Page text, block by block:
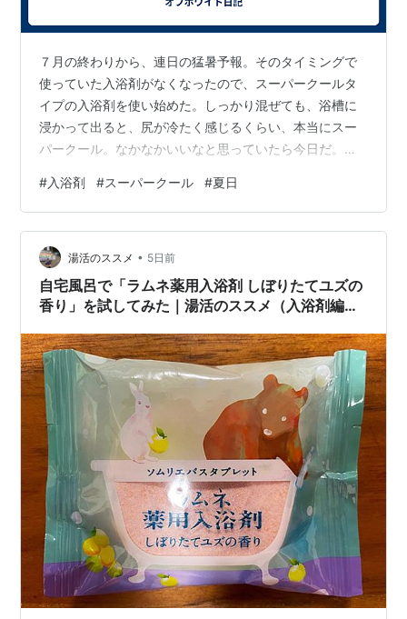
７月の終わりから、連日の猛暑予報。そのタイミングで
使っていた入浴剤がなくなったので、スーパークールタ
イプの入浴剤を使い始めた。しっかり混ぜても、浴槽に
浸かって出ると、尻が冷たく感じるくらい、本当にスー
パークール。なかなかいいなと思っていたら今日だ。猛
も満たない日が来るとは。４０年前の夏じゃん。とはい
え、夏日ではあったんで、クールすぎるって程ではなか
ったけど。しかし、２５度以上を夏日と言い始めた頃の
気候(気温)って、どんなだったんだろう。想像もできない
わ。
#入浴剤 #スーパークール #夏日
湯活のススメ • 5日前
自宅風呂で「ラムネ薬用入浴剤 しぼりたてユズの
香り」を試してみた｜湯活のススメ（入浴剤編）